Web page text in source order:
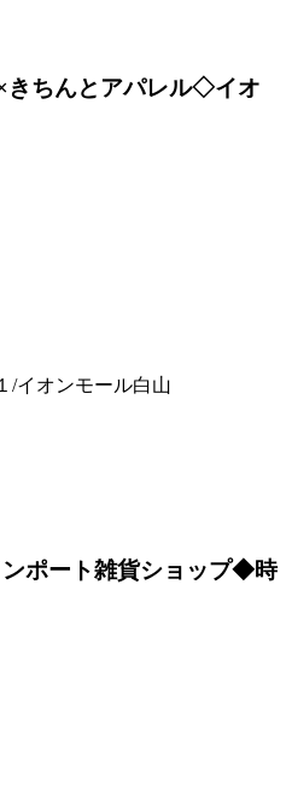
ちんとアパレル◇イオ
/イオンモール白山
ポート雑貨ショップ◆時